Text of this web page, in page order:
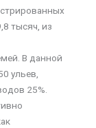
тысяч, из
В данной
ульев,
25%.